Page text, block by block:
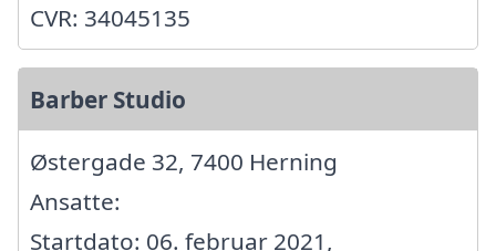
CVR: 34045135
Barber Studio
Østergade 32, 7400 Herning
Ansatte:
Startdato: 06. februar 2021,